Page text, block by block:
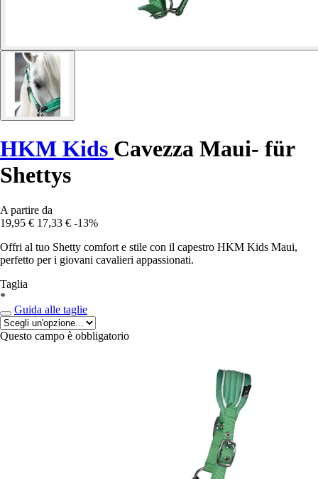
HKM Kids Cavezza Maui- für
Shettys
A partire da
19,95 € 17,33 € -13%
Offri al tuo Shetty comfort e stile con il capestro HKM Kids Maui,
perfetto per i giovani cavalieri appassionati.
Taglia
*
Guida alle taglie
Questo campo è obbligatorio